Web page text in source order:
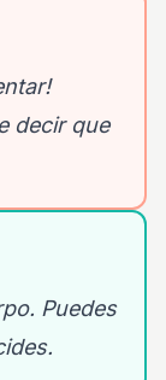
decir que
Puedes